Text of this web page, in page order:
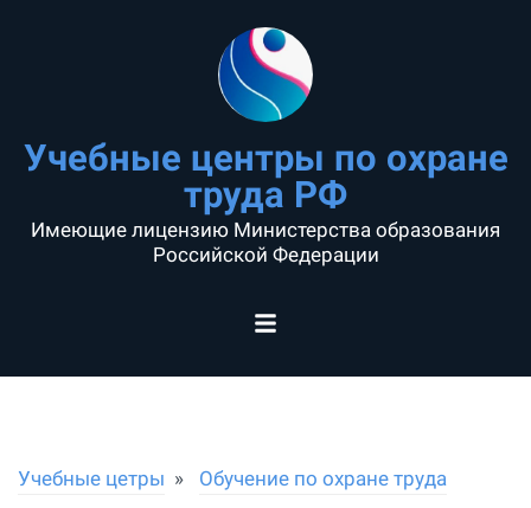
Учебные центры по охране
труда РФ
Имеющие лицензию Министерства образования
Российской Федерации
Учебные цетры Обучение по охране труда